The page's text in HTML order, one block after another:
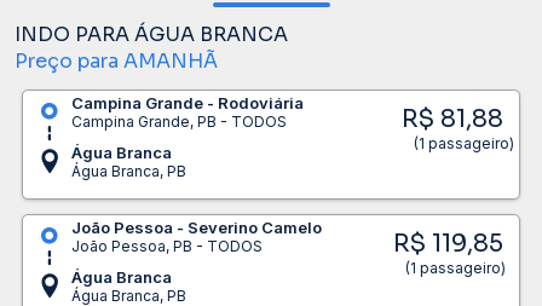
INDO PARA ÁGUA BRANCA
Preço para AMANHÃ
Campina Grande - Rodoviária
Campina Grande, PB - TODOS
Água Branca
Água Branca, PB
R$ 81,88
(1 passageiro)
João Pessoa - Severino Camelo
João Pessoa, PB - TODOS
Água Branca
Água Branca, PB
R$ 119,85
(1 passageiro)